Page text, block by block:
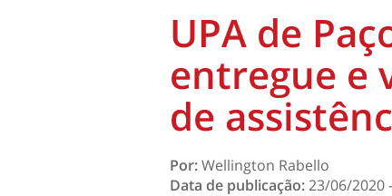
UPA de
entregue e
de
Por:Wellington Rabello
Data de publicação:23/06/2020